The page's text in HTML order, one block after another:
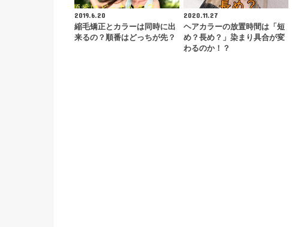
2019.6.20
縮毛矯正とカラーは同時に出
来るの？順番はどっちが先？
2020.11.27
ヘアカラーの放置時間は「短
め？長め？」染まり具合が変
わるのか！？